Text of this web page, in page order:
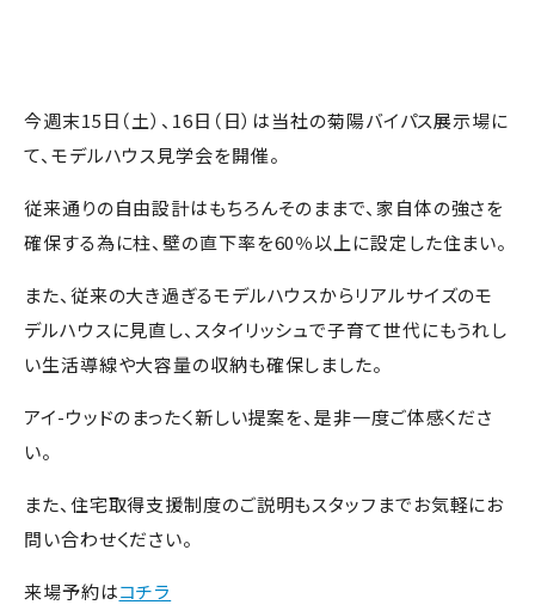
今週末15日（土）、16日（日）は当社の菊陽バイパス展示場に
て、モデルハウス見学会を開催。
従来通りの自由設計はもちろんそのままで、家自体の強さを
確保する為に柱、壁の直下率を60％以上に設定した住まい。
また、従来の大き過ぎるモデルハウスからリアルサイズのモ
デルハウスに見直し、スタイリッシュで子育て世代にもうれし
い生活導線や大容量の収納も確保しました。
アイ-ウッドのまったく新しい提案を、是非一度ご体感くださ
い。
また、住宅取得支援制度のご説明もスタッフまでお気軽にお
問い合わせください。
来場予約はコチラ